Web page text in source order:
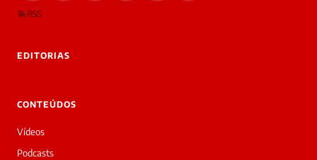
RSS
EDITORIAS
CONTEÚDOS
Vídeos
Podcasts